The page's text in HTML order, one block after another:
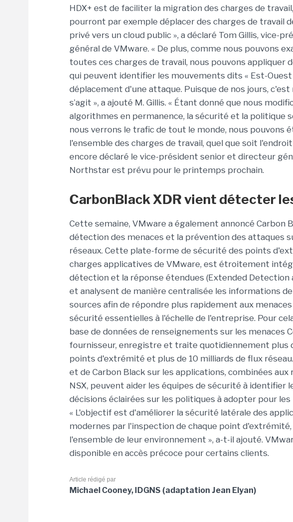
HDX+ est de faciliter la migration des charges de
pourront par exemple déplacer des charges de travail
privé vers un cloud public », a déclaré Tom Gillis, vice-
général de VMware. « De plus, comme nous pouvons
toutes ces charges de travail, nous pouvons appliquer
qui peuvent identifier les mouvements dits « Est-Ouest
déplacement d'une attaque. Puisque de nos jours,
s’agit », a ajouté M. Gillis. « Étant donné que nous
algorithmes en permanence, la sécurité et la politique
nous verrons le trafic de tout le monde, nous pouvons
l'ensemble des charges de travail, quel que soit
encore déclaré le vice-président senior et directeur
Northstar est prévu pour le printemps prochain.
CarbonBlack XDR vient détecter
Cette semaine, VMware a également annoncé Carbon
détection des menaces et la prévention des attaques
réseaux. Cette plate-forme de sécurité des points
charges applicatives de VMware, est étroitement
détection et la réponse étendues (Extended Detection
et analysent de manière centralisée les informations
sources afin de répondre plus rapidement aux
sécurité essentielles à l'échelle de l'entreprise. Pour
base de données de renseignements sur les menaces
fournisseur, enregistre et traite quotidiennement plus
points d'extrémité et plus de 10 milliards de flux
et de Carbon Black sur les applications, combinées
NSX, peuvent aider les équipes de sécurité à identifier
décisions éclairées sur les politiques à adopter pour les
« L'objectif est d'améliorer la sécurité latérale des
modernes par l'inspection de chaque point
l'ensemble de leur environnement », a-t-il ajouté.
disponible en accès précoce pour certains clients.
Article rédigé par
Michael Cooney, IDGNS (adaptation Jean Elyan)